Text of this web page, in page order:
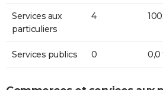
Services aux
particuliers
4
Services publics 0 0,0